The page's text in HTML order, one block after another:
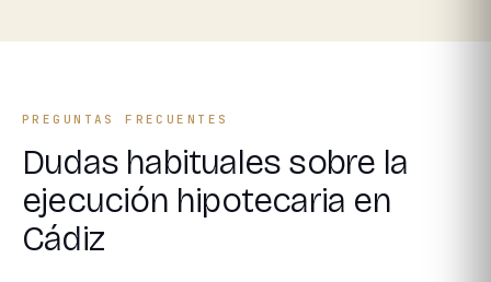
PREGUNTAS FRECUENTES
Dudas habituales sobre la
ejecución hipotecaria en
Cádiz